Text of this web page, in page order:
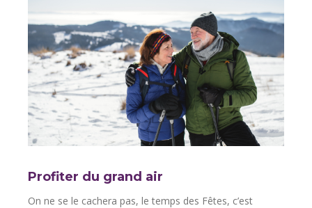
Profiter du grand air
On ne se le cachera pas, le temps des Fêtes, c’est